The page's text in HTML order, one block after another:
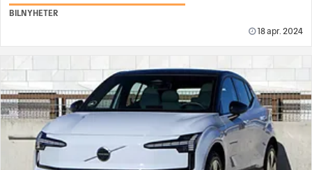
BILNYHETER
18 apr. 2024